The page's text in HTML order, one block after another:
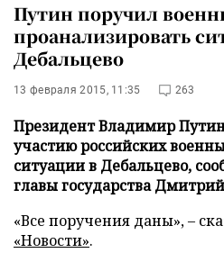
Путин поручил
проанализировать
Дебальцево
13 февраля 2015, 11:35 263
Президент Владимир
участию российских
ситуации в Дебальцево,
главы государства
«Все поручения даны», –
«Новости».